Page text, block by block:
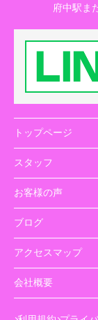
府中駅ま
トップページ
スタッフ
お客様の声
ブログ
アクセスマップ
会社概要